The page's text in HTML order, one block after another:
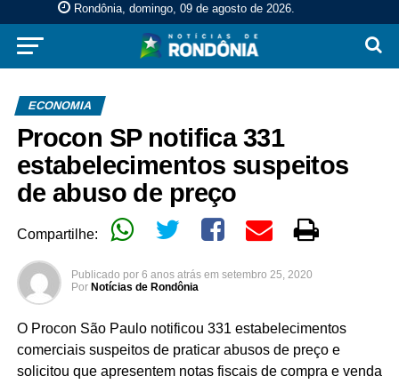
Rondônia, domingo, 09 de agosto de 2026.
ECONOMIA
Procon SP notifica 331
estabelecimentos suspeitos
de abuso de preço
Compartilhe:
Publicado por 6 anos atrás em setembro 25, 2020
Por Notícias de Rondônia
O Procon São Paulo notificou 331 estabelecimentos
comerciais suspeitos de praticar abusos de preço e
solicitou que apresentem notas fiscais de compra e venda